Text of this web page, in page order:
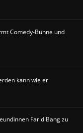
Comedy-Bühne und
kann wie er
Farid Bang zu